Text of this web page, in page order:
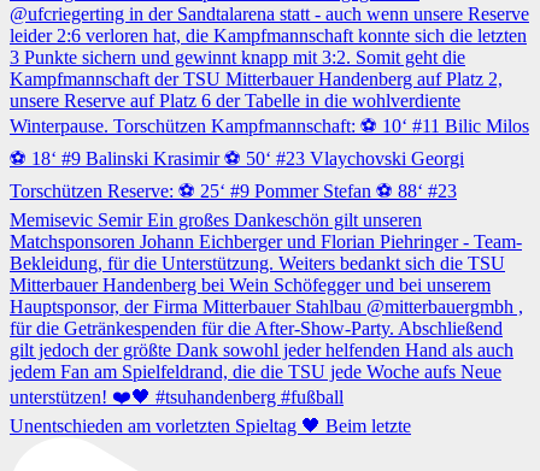
Unentschieden am vorletzten Spieltag 🖤 Beim letzte